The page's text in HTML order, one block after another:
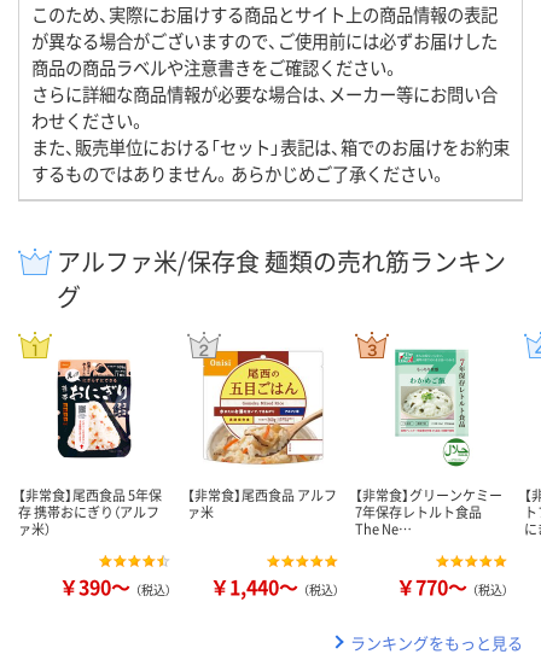
このため、実際にお届けする商品とサイト上の商品情報の表記
が異なる場合がございますので、ご使用前には必ずお届けした
商品の商品ラベルや注意書きをご確認ください。
さらに詳細な商品情報が必要な場合は、メーカー等にお問い合
わせください。
また、販売単位における「セット」表記は、箱でのお届けをお約束
するものではありません。あらかじめご了承ください。
アルファ米/保存食 麺類の売れ筋ランキン
グ
【非常食】尾西食品 5年保
存 携帯おにぎり（アルフ
ァ米）
￥390～ （税込）
【非常食】尾西食品 アルフ
ァ米
￥1,440～ （税込）
【非常食】グリーンケミー
7年保存レトルト食品
The Ne…
￥770～ （税込）
ランキングをもっと見る